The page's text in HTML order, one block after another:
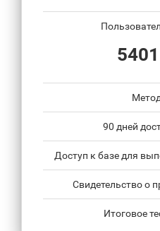
90 дней
Доступ к базе для
Свидетельство о
Итоговое